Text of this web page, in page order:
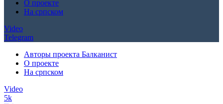
О проекте
На српском
Video
Telegram
Авторы проекта Балканист
О проекте
На српском
Video
5k